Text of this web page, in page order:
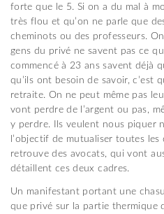
forte que le 5. Si on a du mal à
très flou et qu’on ne parle que
cheminots ou des professeurs.
gens du privé ne savent pas ce
commencé à 23 ans savent déjà
qu’ils ont besoin de savoir, c’est
retraite. On ne peut même pas
vont perdre de l’argent ou pas,
y perdre. Ils veulent nous piquer
l’objectif de mutualiser toutes les
retrouve des avocats, qui vont
détaillent ces deux cadres.
Un manifestant portant une
que privé sur la partie thermique